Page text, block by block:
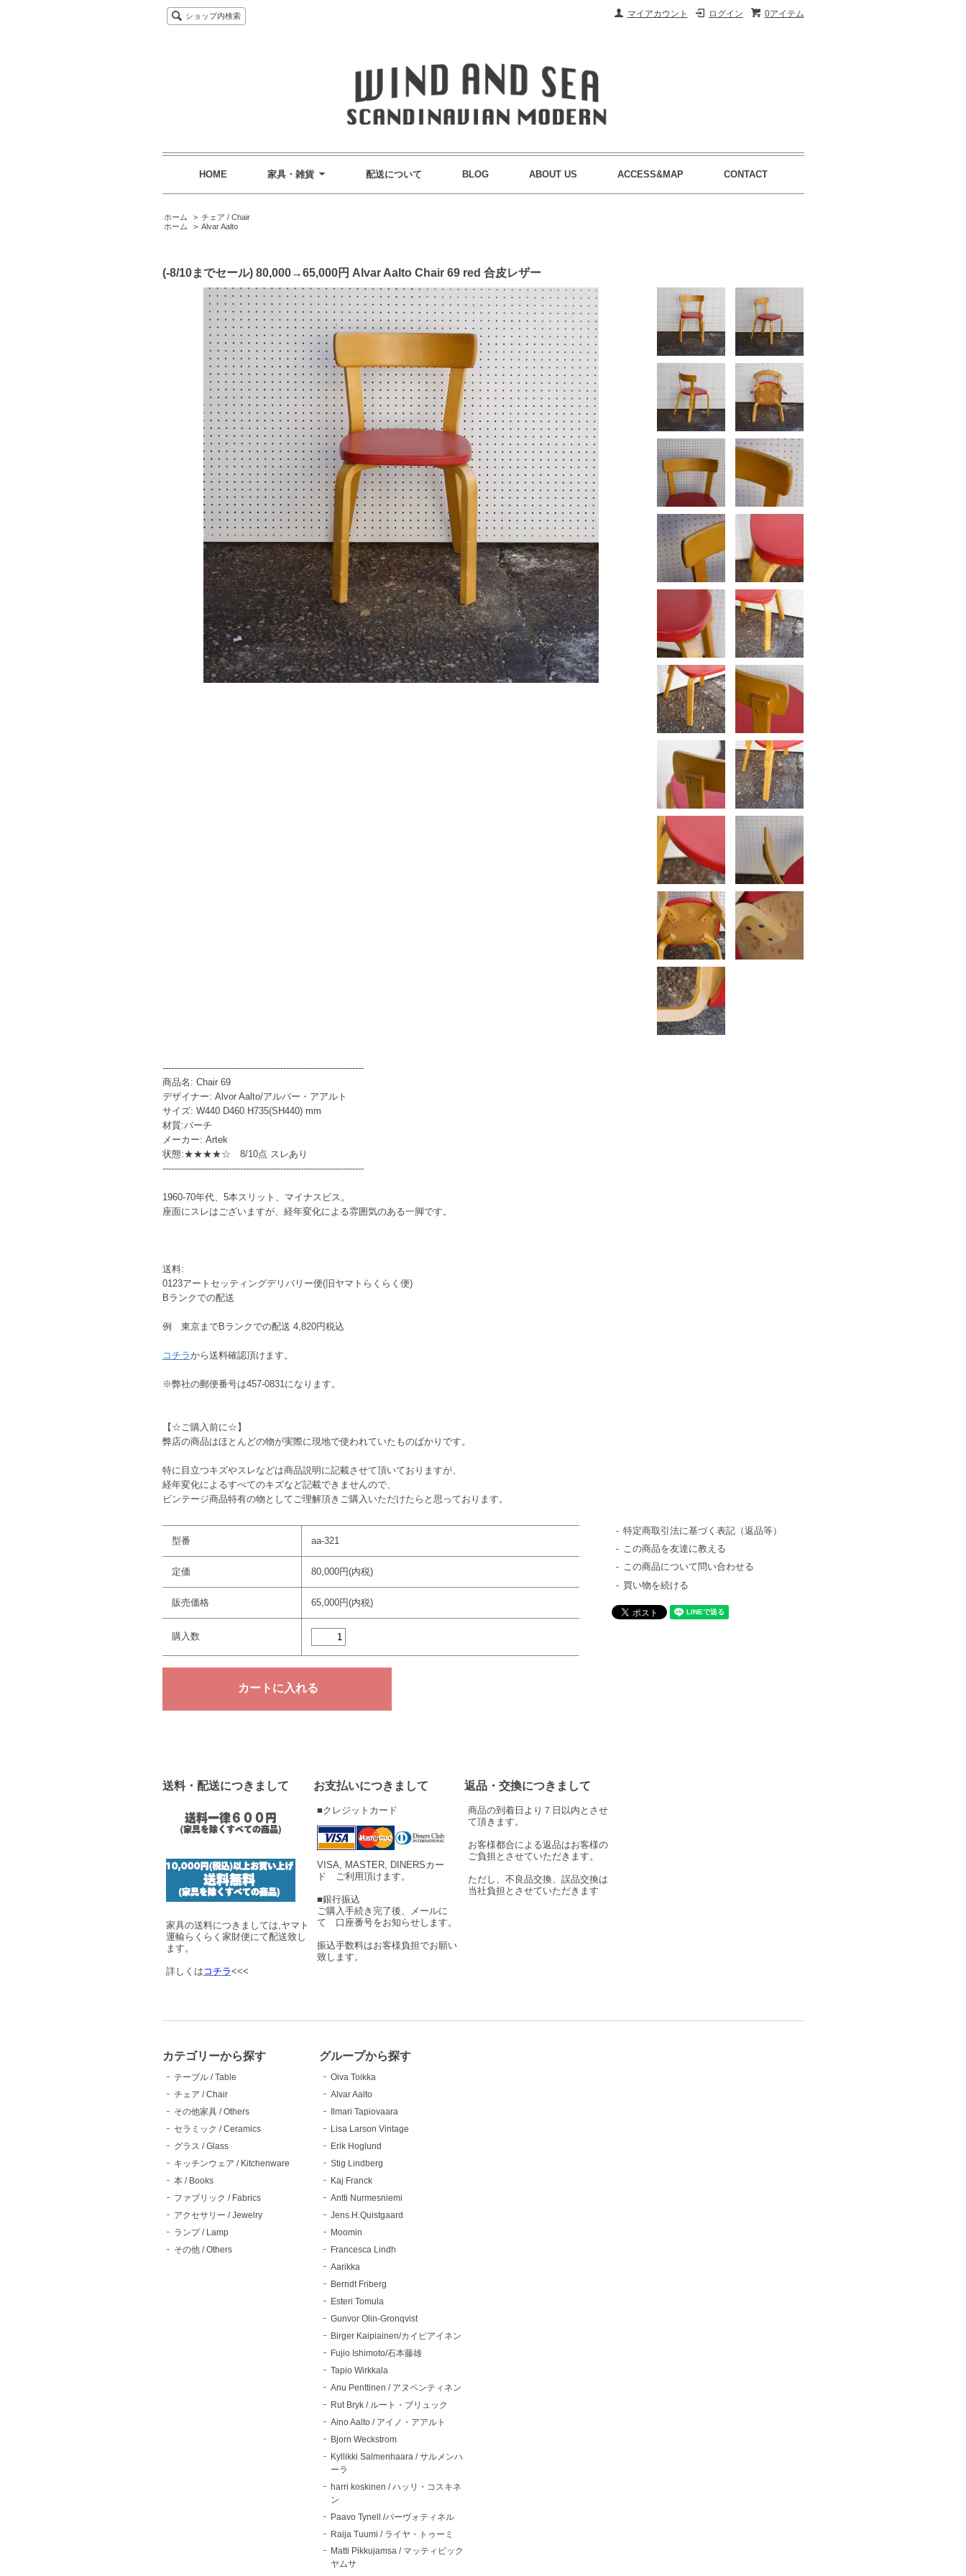
0アイテム
ログイン
マイアカウント
ショップ内検索
HOME 家具・雑貨 配送について BLOG ABOUT US ACCESS&MAP CONTACT
ホーム > チェア / Chair
ホーム
> Alvar Aalto
(-8/10までセール) 80,000→65,000円 Alvar Aalto Chair 69 red 合皮レザー
----------------------------------------------------------------------
商品名: Chair 69
デザイナー: Alvor Aalto/アルバー・アアルト
サイズ: W440 D460 H735(SH440) mm
材質:バーチ
メーカー: Artek
状態:★★★★☆ 8/10点 スレあり
----------------------------------------------------------------------
1960-70年代、5本スリット、マイナスビス。
座面にスレはございますが、経年変化による雰囲気のある一脚です。
送料:
0123アートセッティングデリバリー便(旧ヤマトらくらく便)
Bランクでの配送
例 東京までBランクでの配送 4,820円税込
コチラから送料確認頂けます。
※弊社の郵便番号は457-0831になります。
【☆ご購入前に☆】
弊店の商品はほとんどの物が実際に現地で使われていたものばかりです。
特に目立つキズやスレなどは商品説明に記載させて頂いておりますが、
経年変化によるすべてのキズなど記載できませんので、
ビンテージ商品特有の物としてご理解頂きご購入いただけたらと思っております。
型番 aa-321
定価 80,000円(内税)
販売価格 65,000円(内税)
購入数
特定商取引法に基づく表記（返品等）
この商品を友達に教える
この商品について問い合わせる
買い物を続ける
送料・配送につきまして お支払いにつきまして 返品・交換につきまして
家具の送料につきましては,ヤマト
運輸らくらく家財便にて配送致し
ます。
詳しくは コチラ<<<
■クレジットカード
VISA, MASTER, DINERSカー
ド ご利用頂けます。
■銀行振込
ご購入手続き完了後、メールに
て 口座番号をお知らせします。
振込手数料はお客様負担でお願い
致します。
商品の到着日より７日以内とさせ
て頂きます。
お客様都合による返品はお客様の
ご負担とさせていただきます。
ただし、不良品交換、誤品交換は
当社負担とさせていただきます
カテゴリーから探す
テーブル / Table
チェア / Chair
その他家具 / Others
セラミック / Ceramics
グラス / Glass
キッチンウェア / Kitchenware
本 / Books
ファブリック / Fabrics
アクセサリー / Jewelry
ランプ / Lamp
その他 / Others
グループから探す
Oiva Toikka
Alvar Aalto
Ilmari Tapiovaara
Lisa Larson Vintage
Erik Hoglund
Stig Lindberg
Kaj Franck
Antti Nurmesniemi
Jens.H.Quistgaard
Moomin
Francesca Lindh
Aarikka
Berndt Friberg
Esteri Tomula
Gunvor Olin-Gronqvist
Birger Kaipiainen/カイピアイネン
Fujio Ishimoto/石本藤雄
Tapio Wirkkala
Anu Penttinen / アヌペンティネン
Rut Bryk / ルート・ブリュック
Aino Aalto / アイノ・アアルト
Bjorn Weckstrom
Kyllikki Salmenhaara / サルメンハ
ーラ
harri koskinen / ハッリ・コスキネ
ン
Paavo Tynell /パーヴォティネル
Raija Tuumi / ライヤ・トゥーミ
Matti Pikkujamsa / マッティピック
ヤムサ